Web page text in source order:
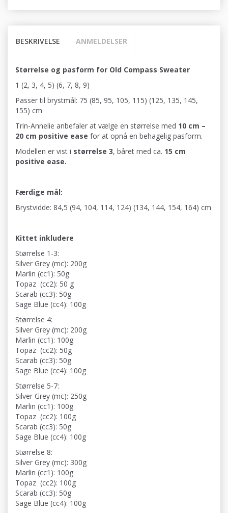
BESKRIVELSE ANMELDELSER
Størrelse og pasform for Old Compass Sweater
1 (2, 3, 4, 5) (6, 7, 8, 9)
Passer til brystmål: 75 (85, 95, 105, 115) (125, 135, 145,
155) cm
Trin-Annelie anbefaler at vælge en størrelse med 10 cm –
20 cm positive ease for at opnå en behagelig pasform.
Modellen er vist i størrelse 3, båret med ca. 15 cm
positive ease.
Færdige mål:
Brystvidde: 84,5 (94, 104, 114, 124) (134, 144, 154, 164) cm
Kittet inkludere
Størrelse 1-3:
Silver Grey (mc): 200g
Marlin (cc1): 50g
Topaz (cc2): 50 g
Scarab (cc3): 50g
Sage Blue (cc4): 100g
Størrelse 4:
Silver Grey (mc): 200g
Marlin (cc1): 100g
Topaz (cc2): 50g
Scarab (cc3): 50g
Sage Blue (cc4): 100g
Størrelse 5-7:
Silver Grey (mc): 250g
Marlin (cc1): 100g
Topaz (cc2): 100g
Scarab (cc3): 50g
Sage Blue (cc4): 100g
Størrelse 8:
Silver Grey (mc): 300g
Marlin (cc1): 100g
Topaz (cc2): 100g
Scarab (cc3): 50g
Sage Blue (cc4): 100g